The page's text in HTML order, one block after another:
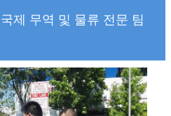
제 무역 및 물류 전문 팀